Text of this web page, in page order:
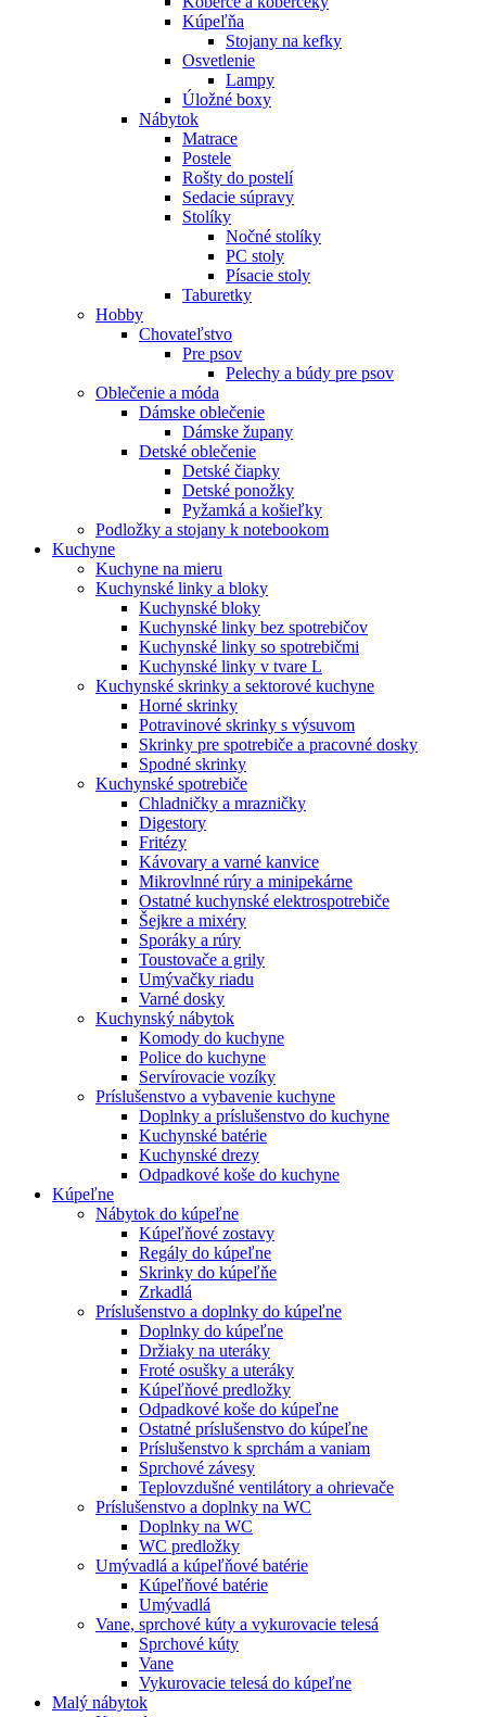
Kúpeľňa
Stojany na kefky
Osvetlenie
Lampy
Úložné boxy
Nábytok
Matrace
Postele
Rošty do postelí
Sedacie súpravy
Stolíky
Nočné stolíky
PC stoly
Písacie stoly
Taburetky
Hobby
Chovateľstvo
Pre psov
Pelechy a búdy pre psov
Oblečenie a móda
Dámske oblečenie
Dámske župany
Detské oblečenie
Detské čiapky
Detské ponožky
Pyžamká a košieľky
Podložky a stojany k notebookom
Kuchyne
Kuchyne na mieru
Kuchynské linky a bloky
Kuchynské bloky
Kuchynské linky bez spotrebičov
Kuchynské linky so spotrebičmi
Kuchynské linky v tvare L
Kuchynské skrinky a sektorové kuchyne
Horné skrinky
Potravinové skrinky s výsuvom
Skrinky pre spotrebiče a pracovné dosky
Spodné skrinky
Kuchynské spotrebiče
Chladničky a mrazničky
Digestory
Fritézy
Kávovary a varné kanvice
Mikrovlnné rúry a minipekárne
Ostatné kuchynské elektrospotrebiče
Šejkre a mixéry
Sporáky a rúry
Toustovače a grily
Umývačky riadu
Varné dosky
Kuchynský nábytok
Komody do kuchyne
Police do kuchyne
Servírovacie vozíky
Príslušenstvo a vybavenie kuchyne
Doplnky a príslušenstvo do kuchyne
Kuchynské batérie
Kuchynské drezy
Odpadkové koše do kuchyne
Kúpeľne
Nábytok do kúpeľne
Kúpeľňové zostavy
Regály do kúpeľne
Skrinky do kúpeľňe
Zrkadlá
Príslušenstvo a doplnky do kúpeľne
Doplnky do kúpeľne
Držiaky na uteráky
Froté osušky a uteráky
Kúpeľňové predložky
Odpadkové koše do kúpeľne
Ostatné príslušenstvo do kúpeľne
Príslušenstvo k sprchám a vaniam
Sprchové závesy
Teplovzdušné ventilátory a ohrievače
Príslušenstvo a doplnky na WC
Doplnky na WC
WC predložky
Umývadlá a kúpeľňové batérie
Kúpeľňové batérie
Umývadlá
Vane, sprchové kúty a vykurovacie telesá
Sprchové kúty
Vane
Vykurovacie telesá do kúpeľne
Malý nábytok